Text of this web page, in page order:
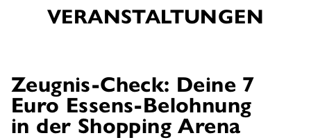
VERANSTALTUNGEN
Zeugnis-Check: Deine 7
Euro Essens-Belohnung
in der Shopping Arena